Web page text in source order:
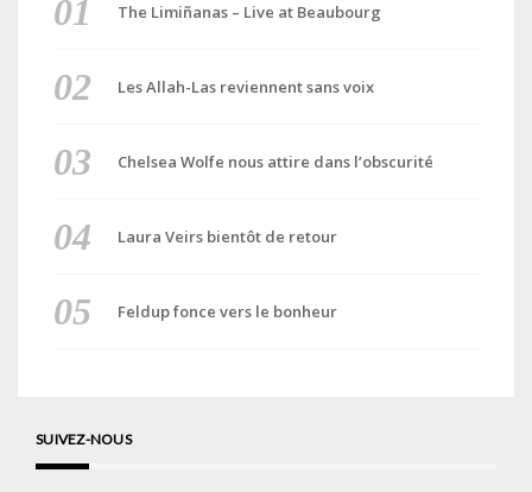
The Limiñanas – Live at Beaubourg
Les Allah-Las reviennent sans voix
Chelsea Wolfe nous attire dans l’obscurité
Laura Veirs bientôt de retour
Feldup fonce vers le bonheur
SUIVEZ-NOUS